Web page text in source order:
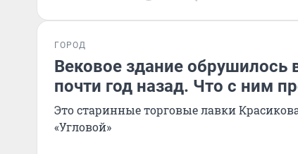
ГОРОД
Вековое здание обрушилось
почти год назад. Что с ним
Это старинные торговые лавки
«Угловой»